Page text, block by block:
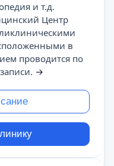
и т.д.
Центр
в
проводится по
→